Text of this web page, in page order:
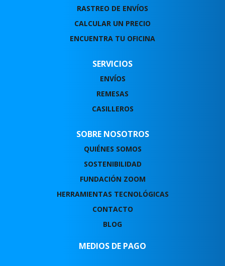
RASTREO DE ENVÍOS
CALCULAR UN PRECIO
ENCUENTRA TU OFICINA
SERVICIOS
ENVÍOS
REMESAS
CASILLEROS
SOBRE NOSOTROS
QUIÉNES SOMOS
SOSTENIBILIDAD
FUNDACIÓN ZOOM
HERRAMIENTAS TECNOLÓGICAS
CONTACTO
BLOG
MEDIOS DE PAGO